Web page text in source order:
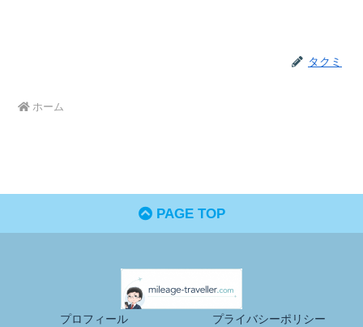
タクミ
ホーム
PAGE TOP
プロフィール プライバシーポリシー